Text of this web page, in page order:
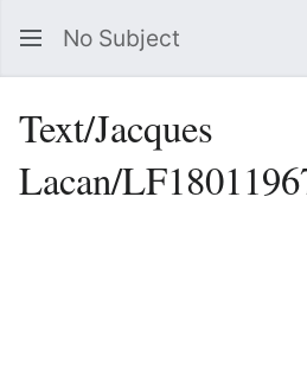
No Subject
Text/Jacques
Lacan/